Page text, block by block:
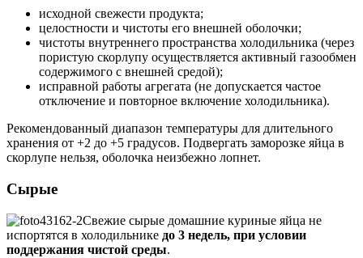
исходной свежести продукта;
целостности и чистоты его внешней оболочки;
чистоты внутреннего пространства холодильника (через
пористую скорлупу осуществляется активный газообмен
содержимого с внешней средой);
исправной работы агрегата (не допускается частое
отключение и повторное включение холодильника).
Рекомендованный диапазон температуры для длительного
хранения от +2 до +5 градусов. Подвергать заморозке яйца в
скорлупе нельзя, оболочка неизбежно лопнет.
Сырые
Свежие сырые домашние куриные яйца не
испортятся в холодильнике до 3 недель, при условии
поддержания чистой среды.